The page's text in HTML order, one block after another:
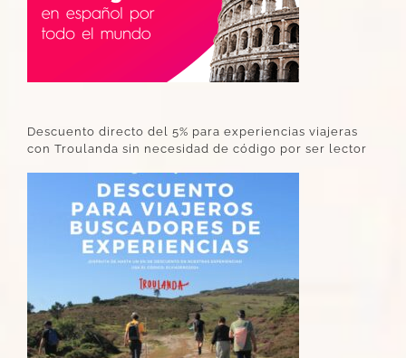
Descuento directo del 5% para experiencias viajeras
con Troulanda sin necesidad de código por ser lector